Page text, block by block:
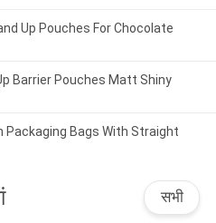
Up Pouches For Chocolate
Barrier Pouches Matt Shiny
Packaging Bags With Straight
सभी